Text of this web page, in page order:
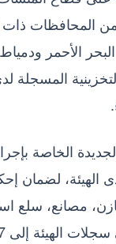
المحافظات
البحر الأحمر
الجديدة الخاصة
لدى الهيئة،
الفترة الماضية تسجيل 19
إلى 1847 منشأة.